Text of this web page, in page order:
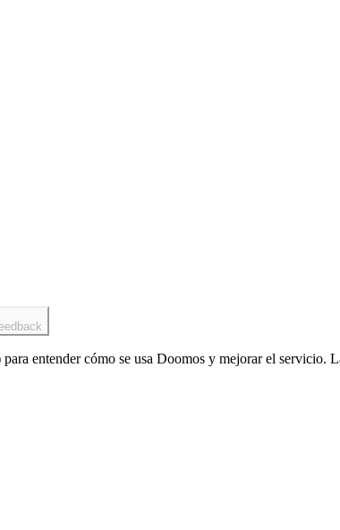
entender cómo se usa Doomos y mejorar el servicio.